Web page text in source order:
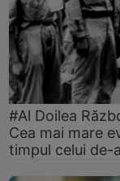
#Al Doilea
Cea mai mare
timpul celui de-